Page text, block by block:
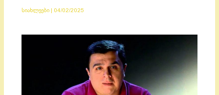
სიახლეები 04/02/2025